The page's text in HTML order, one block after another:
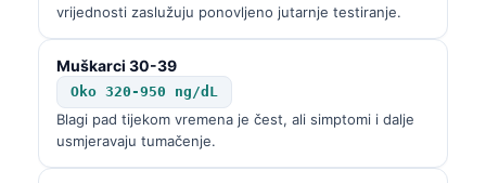
vrijednosti zaslužuju ponovljeno jutarnje testiranje.
Muškarci 30-39
Oko 320-950 ng/dL
Blagi pad tijekom vremena je čest, ali simptomi i dalje
usmjeravaju tumačenje.